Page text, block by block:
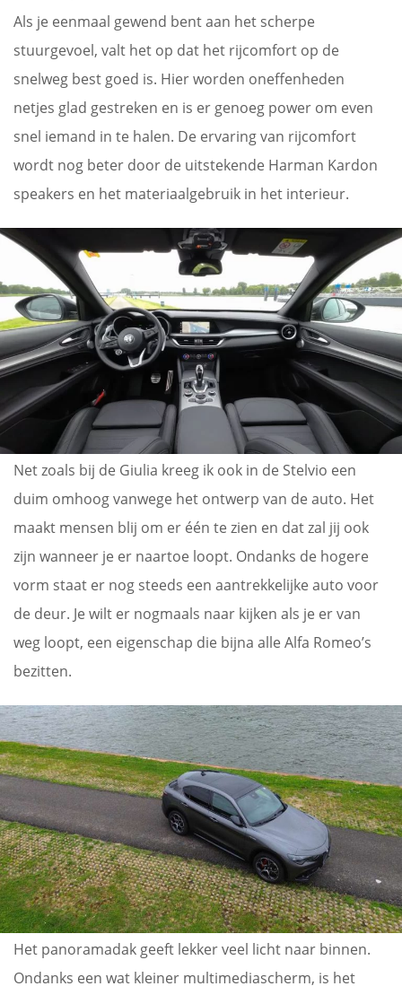
Als je eenmaal gewend bent aan het scherpe
stuurgevoel, valt het op dat het rijcomfort op de
snelweg best goed is. Hier worden oneffenheden
netjes glad gestreken en is er genoeg power om even
snel iemand in te halen. De ervaring van rijcomfort
wordt nog beter door de uitstekende Harman Kardon
speakers en het materiaalgebruik in het interieur.
Net zoals bij de Giulia kreeg ik ook in de Stelvio een
duim omhoog vanwege het ontwerp van de auto. Het
maakt mensen blij om er één te zien en dat zal jij ook
zijn wanneer je er naartoe loopt. Ondanks de hogere
vorm staat er nog steeds een aantrekkelijke auto voor
de deur. Je wilt er nogmaals naar kijken als je er van
weg loopt, een eigenschap die bijna alle Alfa Romeo’s
bezitten.
Het panoramadak geeft lekker veel licht naar binnen.
Ondanks een wat kleiner multimediascherm, is het